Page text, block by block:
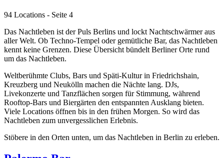
94 Locations - Seite 4
Das Nachtleben ist der Puls Berlins und lockt Nachtschwärmer aus
aller Welt. Ob Techno-Tempel oder gemütliche Bar, das Nachtleben
kennt keine Grenzen. Diese Übersicht bündelt Berliner Orte rund
um das Nachtleben.
Weltberühmte Clubs, Bars und Späti-Kultur in Friedrichshain,
Kreuzberg und Neukölln machen die Nächte lang. DJs,
Livekonzerte und Tanzflächen sorgen für Stimmung, während
Rooftop-Bars und Biergärten den entspannten Ausklang bieten.
Viele Locations öffnen bis in den frühen Morgen. So wird das
Nachtleben zum unvergesslichen Erlebnis.
Stöbere in den Orten unten, um das Nachtleben in Berlin zu erleben.